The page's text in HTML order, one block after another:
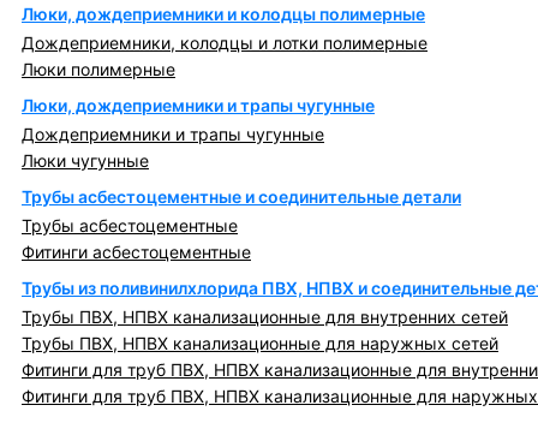
Люки, дождеприемники и колодцы полимерные
Дождеприемники, колодцы и лотки полимерные
Люки полимерные
Люки, дождеприемники и трапы чугунные
Дождеприемники и трапы чугунные
Люки чугунные
Трубы асбестоцементные и соединительные детали
Трубы асбестоцементные
Фитинги асбестоцементные
Трубы из поливинилхлорида ПВХ, НПВХ и соединительные
Трубы ПВХ, НПВХ канализационные для внутренних сетей
Трубы ПВХ, НПВХ канализационные для наружных сетей
Фитинги для труб ПВХ, НПВХ канализационные для
Фитинги для труб ПВХ, НПВХ канализационные для